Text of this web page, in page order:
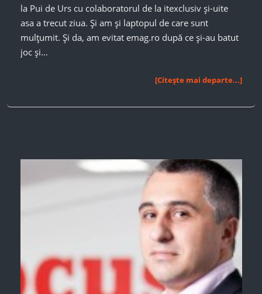
la Pui de Urs cu colaboratorul de la itexclusiv și-uite
asa a trecut ziua. Și am și laptopul de care sunt
mulțumit. Și da, am evitat emag.ro după ce și-au batut
joc și…
Am
[Citește mai departe...]